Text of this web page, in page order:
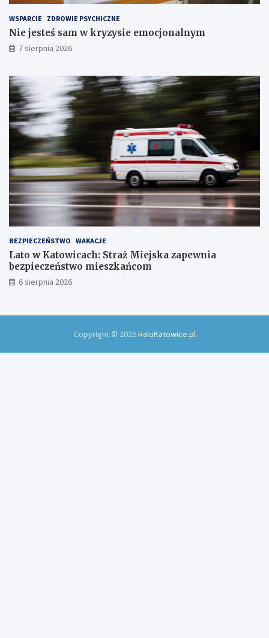
c
h
S
w
ó
w
!
WSPARCIE ZDROWIE PSYCHICZNE
Nie jesteś sam w kryzysie emocjonalnym
7 sierpnia 2026
BEZPIECZEŃSTWO WAKACJE
Lato w Katowicach: Straż Miejska zapewnia
bezpieczeństwo mieszkańcom
6 sierpnia 2026
Copyright © 2026HaloKatowice.pl